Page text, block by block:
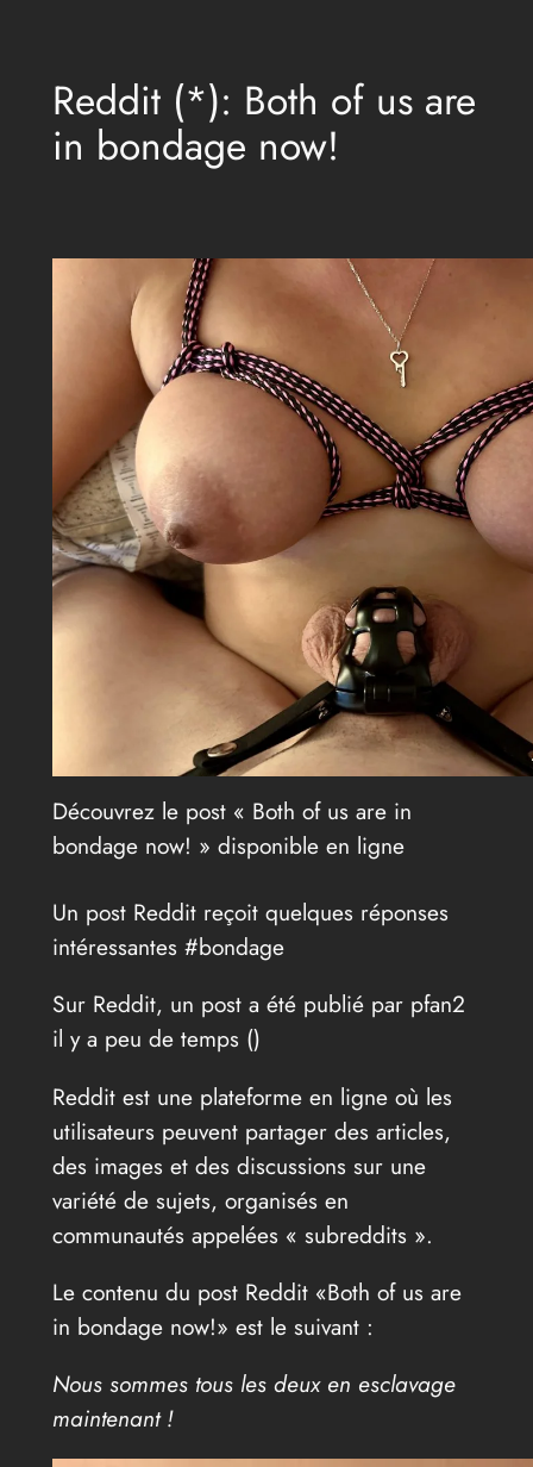
contenuReddit (*): Both of us are
in bondage now!
Découvrez le post « Both of us are in
bondage now! » disponible en ligne
Un post Reddit reçoit quelques réponses
intéressantes #bondage
Sur Reddit, un post a été publié par pfan2
il y a peu de temps ()
Reddit est une plateforme en ligne où les
utilisateurs peuvent partager des articles,
des images et des discussions sur une
variété de sujets, organisés en
communautés appelées « subreddits ».
Le contenu du post Reddit «Both of us are
in bondage now!» est le suivant :
Nous sommes tous les deux en esclavage
maintenant !